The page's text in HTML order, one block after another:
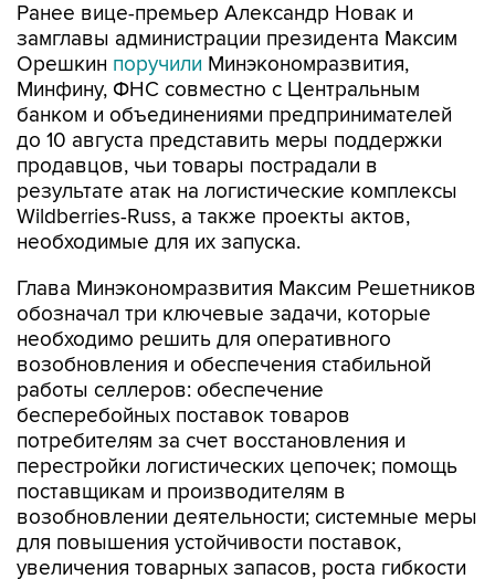
Ранее вице-премьер Александр Новак и
замглавы администрации президента Максим
Орешкин поручили Минэкономразвития,
Минфину, ФНС совместно с Центральным
банком и объединениями предпринимателей
до 10 августа представить меры поддержки
продавцов, чьи товары пострадали в
результате атак на логистические комплексы
Wildberries-Russ, а также проекты актов,
необходимые для их запуска.
Глава Минэкономразвития Максим Решетников
обозначал три ключевые задачи, которые
необходимо решить для оперативного
возобновления и обеспечения стабильной
работы селлеров: обеспечение
бесперебойных поставок товаров
потребителям за счет восстановления и
перестройки логистических цепочек; помощь
поставщикам и производителям в
возобновлении деятельности; системные меры
для повышения устойчивости поставок,
увеличения товарных запасов, роста гибкости